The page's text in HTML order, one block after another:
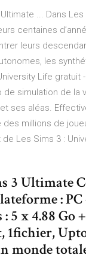
... Dans
centaines
leurs
les
Life gratuit
simulation de
ses aléas.
millions de
Les Sims 3 :
3 Ultimate
:
5 x 4.88 Go
1fichier,
monde